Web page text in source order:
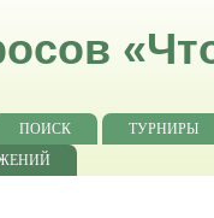
ПОИСК
ТУРНИРЫ